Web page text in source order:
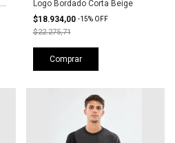
Logo Bordado Corta Beige
$18.934,00 -15% OFF
$22.275,71
Comprar